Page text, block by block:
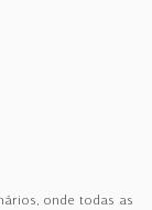
onde todas as